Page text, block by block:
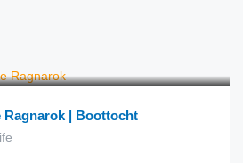
Ragnarok | Boottocht